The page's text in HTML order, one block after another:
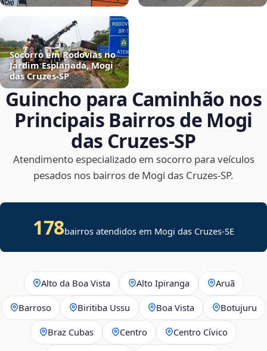
Socorro em Rodovias no
Jardim Esplanada, Mogi
das Cruzes‑SP
Guincho para Caminhão nos
Principais Bairros de Mogi
das Cruzes‑SP
Atendimento especializado em socorro para veículos
pesados nos bairros de Mogi das Cruzes‑SP.
178bairros atendidos em Mogi das Cruzes-SE
Alto da Boa Vista Alto Ipiranga Aruã
Barroso Biritiba Ussu Boa Vista Botujuru
Braz Cubas Centro Centro Cívico